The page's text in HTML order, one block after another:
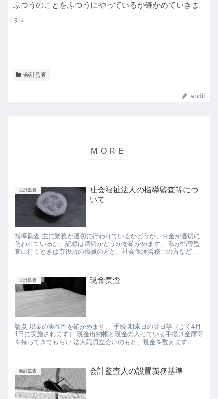
ふつうのことをふつうにやっているか確かめていきま
す。
会計監査
audit
会計監査
社会福祉法人の指導監査等につ
いて
指導監査 主に業務が適切に行われているかどうか、お金が適切に
使われているか、記録は適切かどうかを確かめます。 私が指導監
査に行くときは市役所の職員の方と、社会保険労務士の方などと
会計監査 現金実査
論点 現金の実在性を確かめます。 手続 期末日の翌日等（よく4月
1日に実施されます） 現金出納帳と現金の入っている手提げ金庫等
を持ってきてもらい 法人職員立会いのもと、現金を数えます。 一
会計監査 会計監査人の設置義務基準